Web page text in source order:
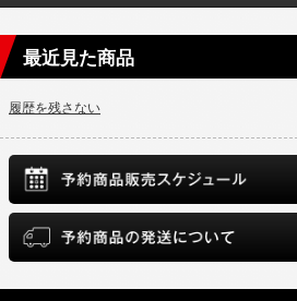
最近見た商品
履歴を残さない